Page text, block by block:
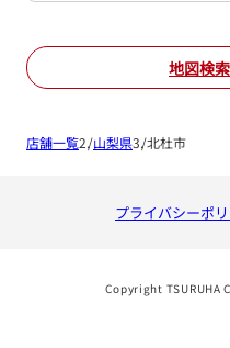
地図検
店舗一覧 山梨県 北杜市
プライバシーポ
Copyright TSURUHA